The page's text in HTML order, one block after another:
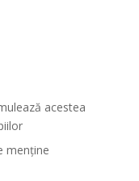
acestea
menține